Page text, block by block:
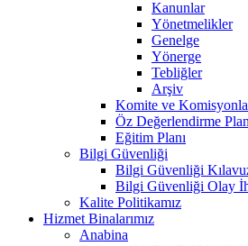
Kanunlar
Yönetmelikler
Genelge
Yönerge
Tebliğler
Arşiv
Komite ve
Öz Değerlendirme
Eğitim Planı
Bilgi Güvenliği
Bilgi Güvenliği
Bilgi Güvenliği Olay
Kalite Politikamız
Hizmet Binalarımız
Anabina